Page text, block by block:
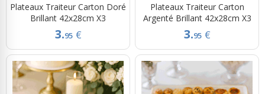
Plateaux Traiteur Carton Doré
Brillant 42x28cm X3
3.95 €
Plateaux Traiteur Carton
Argenté Brillant 42x28cm X3
3.95 €